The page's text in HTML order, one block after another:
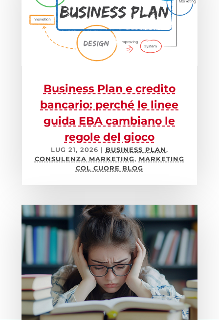
Business Plan e credito
bancario: perché le linee
guida EBA cambiano le
regole del gioco
LUG 21, 2026 | BUSINESS PLAN,
CONSULENZA MARKETING, MARKETING
COL CUORE BLOG